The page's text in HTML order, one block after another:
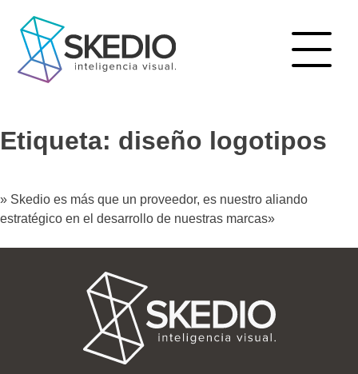
content
Etiqueta: diseño logotipos
» Skedio es más que un proveedor, es nuestro aliando
estratégico en el desarrollo de nuestras marcas»